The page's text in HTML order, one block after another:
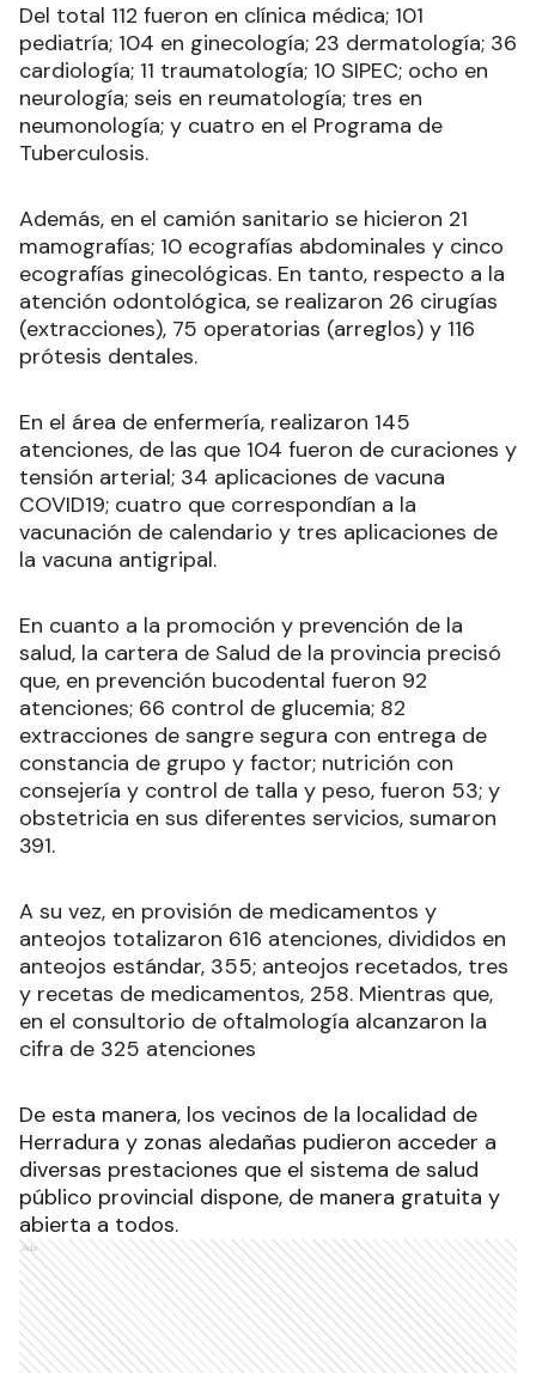
Del total 112 fueron en clínica médica; 101
pediatría; 104 en ginecología; 23 dermatología; 36
cardiología; 11 traumatología; 10 SIPEC; ocho en
neurología; seis en reumatología; tres en
neumonología; y cuatro en el Programa de
Tuberculosis.
Además, en el camión sanitario se hicieron 21
mamografías; 10 ecografías abdominales y cinco
ecografías ginecológicas. En tanto, respecto a la
atención odontológica, se realizaron 26 cirugías
(extracciones), 75 operatorias (arreglos) y 116
prótesis dentales.
En el área de enfermería, realizaron 145
atenciones, de las que 104 fueron de curaciones y
tensión arterial; 34 aplicaciones de vacuna
COVID19; cuatro que correspondían a la
vacunación de calendario y tres aplicaciones de
la vacuna antigripal.
En cuanto a la promoción y prevención de la
salud, la cartera de Salud de la provincia precisó
que, en prevención bucodental fueron 92
atenciones; 66 control de glucemia; 82
extracciones de sangre segura con entrega de
constancia de grupo y factor; nutrición con
consejería y control de talla y peso, fueron 53; y
obstetricia en sus diferentes servicios, sumaron
391.
A su vez, en provisión de medicamentos y
anteojos totalizaron 616 atenciones, divididos en
anteojos estándar, 355; anteojos recetados, tres
y recetas de medicamentos, 258. Mientras que,
en el consultorio de oftalmología alcanzaron la
cifra de 325 atenciones
De esta manera, los vecinos de la localidad de
Herradura y zonas aledañas pudieron acceder a
diversas prestaciones que el sistema de salud
público provincial dispone, de manera gratuita y
abierta a todos.
Ads